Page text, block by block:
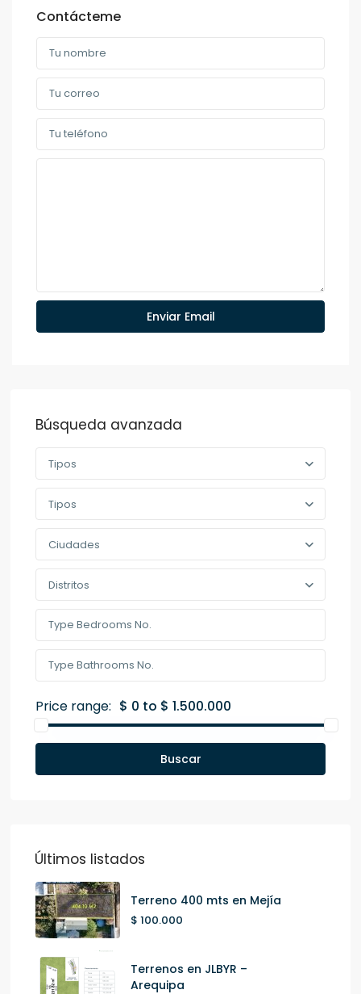
Contácteme
Búsqueda avanzada
Tipos
Tipos
Ciudades
Distritos
Price range: $ 0 to $ 1.500.000
Buscar
Últimos listados
Terreno 400 mts en Mejía
$ 100.000
Terrenos en JLBYR –
Arequipa